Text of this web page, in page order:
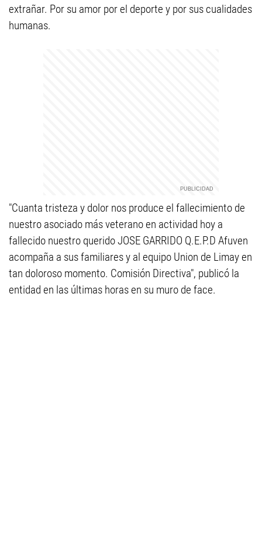
extrañar. Por su amor por el deporte y por sus cualidades
humanas.
"Cuanta tristeza y dolor nos produce el fallecimiento de
nuestro asociado más veterano en actividad hoy a
fallecido nuestro querido JOSE GARRIDO Q.E.P.D Afuven
acompaña a sus familiares y al equipo Union de Limay en
tan doloroso momento. Comisión Directiva", publicó la
entidad en las últimas horas en su muro de face.